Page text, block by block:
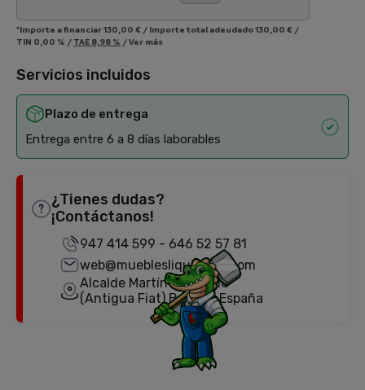
*Importe a financiar130,00 € / Importe total adeudado130,00 € /
TIN 0,00 % / TAE 8,98 % /Ver más
Servicios incluidos
Plazo de entrega
Entrega entre 6 a 8 días laborables
¿Tienes dudas?
¡Contáctanos!
947 414 599 - 646 52 57 81
web@mueblesliquidator.com
Alcalde Martín Cobos, 18
(Antigua Fiat) Burgos, España